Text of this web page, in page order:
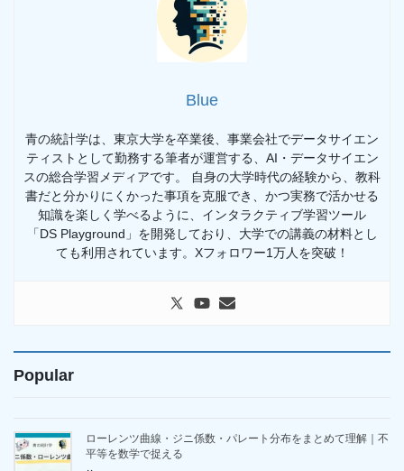
Blue
青の統計学は、東京大学を卒業後、事業会社でデータサイエン
ティストとして勤務する筆者が運営する、AI・データサイエン
スの総合学習メディアです。 自身の大学時代の経験から、教科
書だと分かりにくかった事項を克服でき、かつ実務で活かせる
知識を楽しく学べるように、インタラクティブ学習ツール
「DS Playground」を開発しており、大学での講義の材料とし
ても利用されています。Xフォロワー1万人を突破！
Popular
ローレンツ曲線・ジニ係数・パレート分布をまとめて理解｜不
平等を数学で捉える